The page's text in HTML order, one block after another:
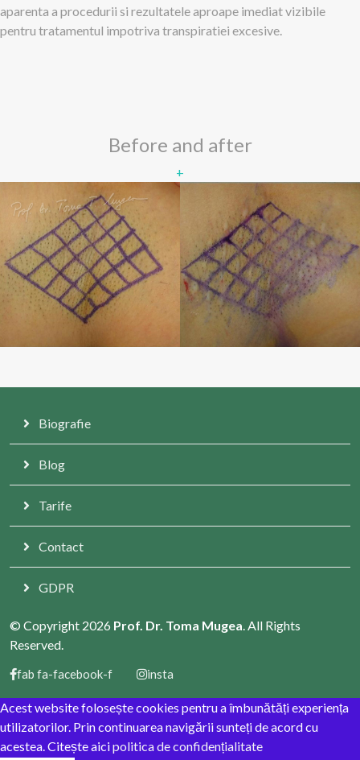
aparenta a procedurii si rezultatele aproape imediat vizibile
pentru tratamentul impotriva transpiratiei excesive.
Before and after
+
Biografie
Blog
Tarife
Contact
GDPR
© Copyright 2026 Prof. Dr. Toma Mugea . All Rights
Reserved.
fab fa-facebook-f insta
Acest website folosește cookies pentru a îmbunătăți experiența
utilizatorilor. Prin continuarea navigării sunteți de acord cu
acestea. Citește aicipolitica de confidențialitate